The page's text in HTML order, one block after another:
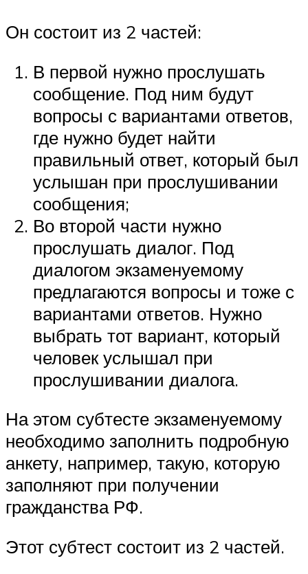
Он состоит из 2 частей:
В первой нужно прослушать
сообщение. Под ним будут
вопросы с вариантами ответов,
где нужно будет найти
правильный ответ, который был
услышан при прослушивании
сообщения;
Во второй части нужно
прослушать диалог. Под
диалогом экзаменуемому
предлагаются вопросы и тоже с
вариантами ответов. Нужно
выбрать тот вариант, который
человек услышал при
прослушивании диалога.
На этом субтесте экзаменуемому
необходимо заполнить подробную
анкету, например, такую, которую
заполняют при получении
гражданства РФ.
Этот субтест состоит из 2 частей.